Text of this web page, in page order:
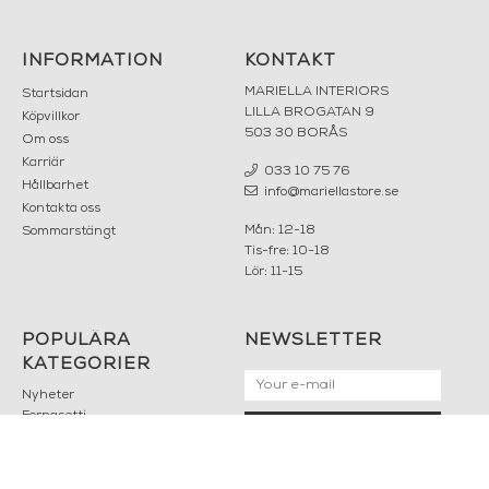
INFORMATION
Startsidan
Köpvillkor
Om oss
Karriär
Hållbarhet
Kontakta oss
Sommarstängt
KONTAKT
MARIELLA INTERIORS
LILLA BROGATAN 9
503 30 BORÅS
033 10 75 76
info@mariellastore.se
Mån: 12-18
Tis-fre: 10-18
Lör: 11-15
POPULÄRA
KATEGORIER
Nyheter
Fornasetti
NEWSLETTER